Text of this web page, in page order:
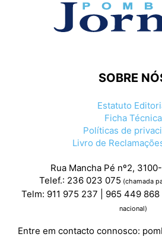
SOBRE
Estatuto
Ficha Técnica
Políticas de
Livro de
Rua Mancha Pé nº2,
Telef.: 236 023 075 (chamada
Telm: 911 975 237 | 965 449 868
nacional)
Entre em contacto connosco: